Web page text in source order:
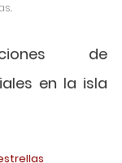
de
en la isla